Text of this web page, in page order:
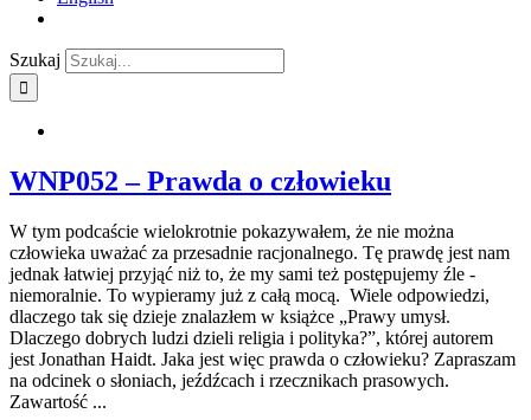
Szukaj
WNP052 – Prawda o człowieku
W tym podcaście wielokrotnie pokazywałem, że nie można
człowieka uważać za przesadnie racjonalnego. Tę prawdę jest nam
jednak łatwiej przyjąć niż to, że my sami też postępujemy źle -
niemoralnie. To wypieramy już z całą mocą. Wiele odpowiedzi,
dlaczego tak się dzieje znalazłem w książce „Prawy umysł.
Dlaczego dobrych ludzi dzieli religia i polityka?”, której autorem
jest Jonathan Haidt. Jaka jest więc prawda o człowieku? Zapraszam
na odcinek o słoniach, jeźdźcach i rzecznikach prasowych.
Zawartość ...